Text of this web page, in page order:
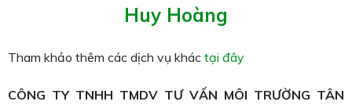
Huy Hoàng
Tham khảo thêm các dịch vụ khác tại đây
CÔNG TY TNHH TMDV TƯ VẤN MÔI TRƯỜNG TÂN